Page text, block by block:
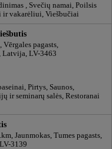
, Svečių namai, Poilsis
ir vakarėliui, Viešbučiai
pagasts,
Latvija, LV-3463
Pirtys, Saunos,
ir seminarų salės, Restoranai
Jaunmokas, Tumes pagasts,
3139